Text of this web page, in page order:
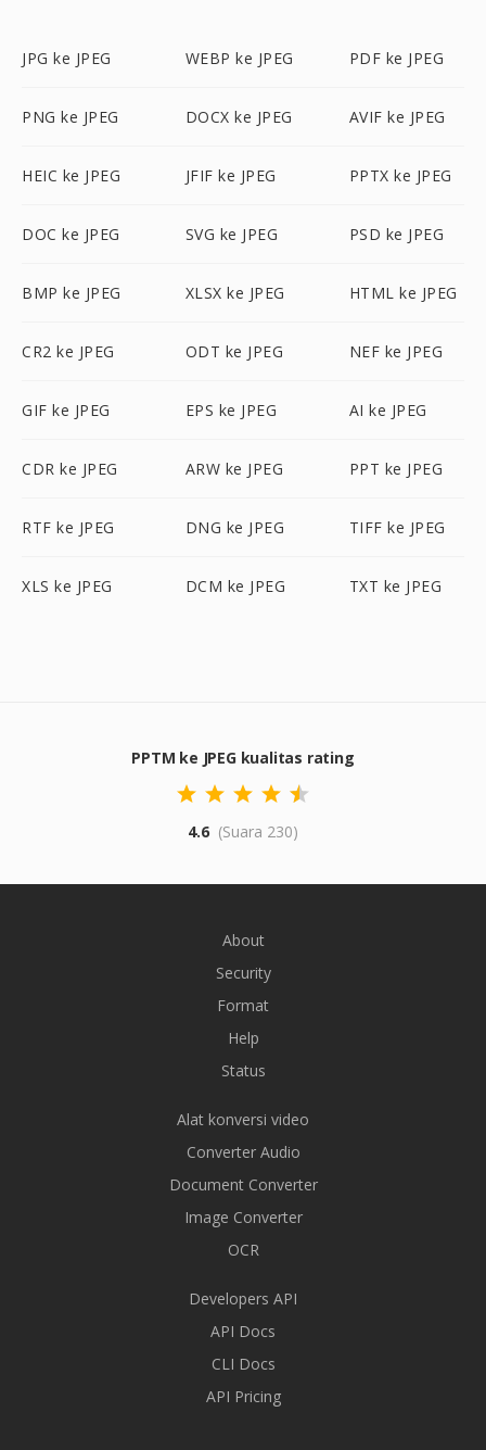
JPG ke JPEG WEBP ke JPEG PDF ke JPEG
PNG ke JPEG DOCX ke JPEG AVIF ke JPEG
HEIC ke JPEG JFIF ke JPEG PPTX ke JPEG
DOC ke JPEG SVG ke JPEG PSD ke JPEG
BMP ke JPEG XLSX ke JPEG HTML ke JPEG
CR2 ke JPEG ODT ke JPEG NEF ke JPEG
GIF ke JPEG EPS ke JPEG AI ke JPEG
CDR ke JPEG ARW ke JPEG PPT ke JPEG
RTF ke JPEG DNG ke JPEG TIFF ke JPEG
XLS ke JPEG DCM ke JPEG TXT ke JPEG
PPTM ke JPEG kualitas rating
4.6 (Suara 230)
About
Security
Format
Help
Status
Alat konversi video
Converter Audio
Document Converter
Image Converter
OCR
Developers API
API Docs
CLI Docs
API Pricing